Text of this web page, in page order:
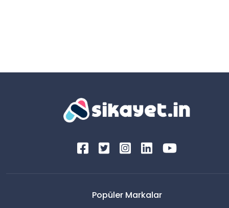
Popüler Markalar